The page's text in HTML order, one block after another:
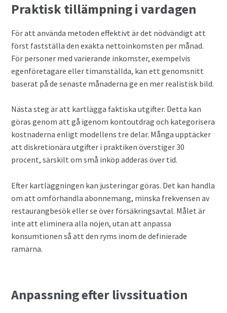
Praktisk tillämpning i vardagen
För att använda metoden effektivt är det nödvändigt att
först fastställa den exakta nettoinkomsten per månad.
För personer med varierande inkomster, exempelvis
egenföretagare eller timanställda, kan ett genomsnitt
baserat på de senaste månaderna ge en mer realistisk bild.
Nästa steg är att kartlägga faktiska utgifter. Detta kan
göras genom att gå igenom kontoutdrag och kategorisera
kostnaderna enligt modellens tre delar. Många upptäcker
att diskretionära utgifter i praktiken överstiger 30
procent, särskilt om små inköp adderas över tid.
Efter kartläggningen kan justeringar göras. Det kan handla
om att omförhandla abonnemang, minska frekvensen av
restaurangbesök eller se över försäkringsavtal. Målet är
inte att eliminera alla nöjen, utan att anpassa
konsumtionen så att den ryms inom de definierade
ramarna.
Anpassning efter livssituation